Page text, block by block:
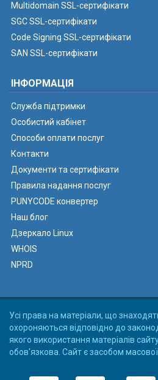
Multidomain SSL-сертифікати
SGC SSL-сертифікати
Code Signing SSL-сертифікати
SAN SSL-сертифікати
ІНФОРМАЦІЯ
Служба підтримки
Особистий кабінет
Способи оплати послуг
Контакти
Документи та сертифікати
Правила надання послуг
PUNYCODE конвертер
Наш блог
Дзеркало Linux
WHOIS
NPRD
Усі права на матеріали, що
охороняються відповідно до
якого використання матеріалів
обов'язкова. Сайт є засобом